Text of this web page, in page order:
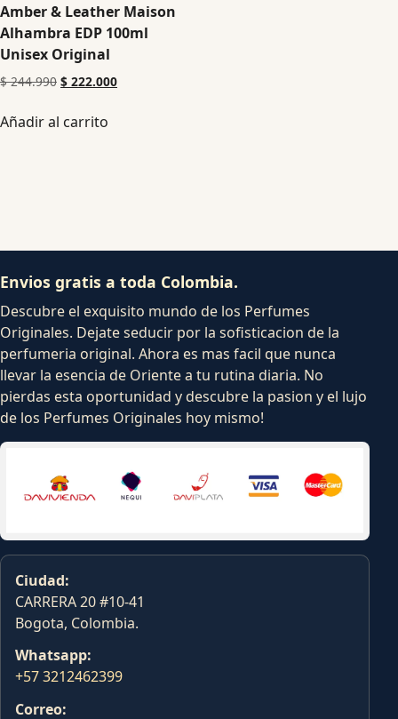
Amber & Leather Maison
Alhambra EDP 100ml
Unisex Original
$244.990 $ 222.000
Añadir al carrito
Envios gratis a toda Colombia.
Descubre el exquisito mundo de los Perfumes
Originales. Dejate seducir por la sofisticacion de la
perfumeria original. Ahora es mas facil que nunca
llevar la esencia de Oriente a tu rutina diaria. No
pierdas esta oportunidad y descubre la pasion y el lujo
de los Perfumes Originales hoy mismo!
Ciudad:
CARRERA 20 #10-41
Bogota, Colombia.
Whatsapp:
+57 3212462399
Correo: